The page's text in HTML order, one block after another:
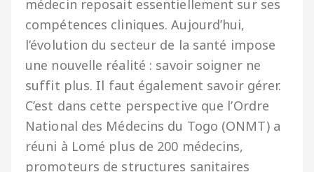
médecin reposait essentiellement sur ses
compétences cliniques. Aujourd’hui,
l’évolution du secteur de la santé impose
une nouvelle réalité : savoir soigner ne
suffit plus. Il faut également savoir gérer.
C’est dans cette perspective que l’Ordre
National des Médecins du Togo (ONMT) a
réuni à Lomé plus de 200 médecins,
promoteurs de structures sanitaires